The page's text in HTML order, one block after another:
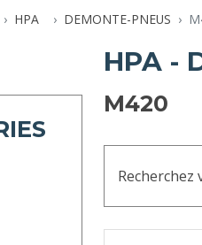
HPA DEMONTE-PNEUS
HPA -
M420
Recherchez